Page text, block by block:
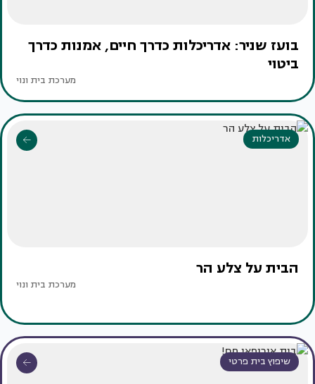
בועז שניר: אדריכלות כדרך חיים, אמנות כדרך
ביטוי
מערכת בית ונוי
אדריכלות
הבית על צלע הר
מערכת בית ונוי
שיפוץ בית פרטי